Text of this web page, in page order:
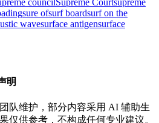
sure ofsurf boardsurf on the
wavesurface antigensurface
明
队维护，部分内容采用 AI 辅助生
仅供参考，不构成任何专业建议。